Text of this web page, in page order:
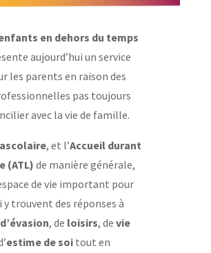
en dehors du temps
aujourd’hui un service
les parents en raison des
pas toujours
avec la vie de famille.
, et l’Accueil durant
(ATL) de manière générale,
de vie important pour
trouvent des réponses à
, de loisirs, de vie
estime de soitout en